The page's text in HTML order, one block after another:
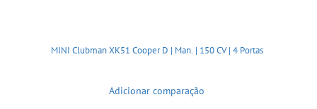
MINI Clubman XK51 Cooper D | Man. | 150 CV | 4 Portas
Adicionar comparação